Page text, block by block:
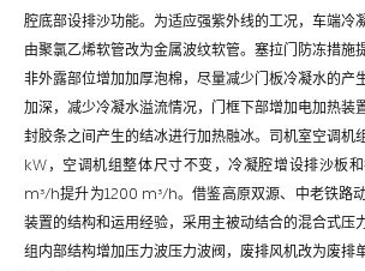
腔底部设排沙功能。为适应强紫外线的工况，车端冷
由聚氯乙烯软管改为金属波纹软管。塞拉门防冻措施
非外露部位增加加厚泡棉，尽量减少门板冷凝水的产
加深，减少冷凝水溢流情况，门框下部增加电加热装
封胶条之间产生的结冰进行加热融冰。司机室空调机
kW，空调机组整体尺寸不变，冷凝腔增设排沙板
m³/h提升为1200 m³/h。借鉴高原双源、中老铁路
装置的结构和运用经验，采用主被动结合的混合式压
组内部结构增加压力波压力波阀，废排风机改为废排